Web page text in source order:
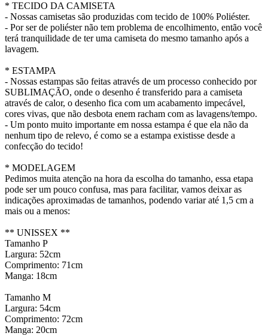
* TECIDO DA CAMISETA
- Nossas camisetas são produzidas com tecido de 100% Poliéster.
- Por ser de poliéster não tem problema de encolhimento, então você
terá tranquilidade de ter uma camiseta do mesmo tamanho após a
lavagem.
* ESTAMPA
- Nossas estampas são feitas através de um processo conhecido por
SUBLIMAÇÃO, onde o desenho é transferido para a camiseta
através de calor, o desenho fica com um acabamento impecável,
cores vivas, que não desbota enem racham com as lavagens/tempo.
- Um ponto muito importante em nossa estampa é que ela não da
nenhum tipo de relevo, é como se a estampa existisse desde a
confecção do tecido!
* MODELAGEM
Pedimos muita atenção na hora da escolha do tamanho, essa etapa
pode ser um pouco confusa, mas para facilitar, vamos deixar as
indicações aproximadas de tamanhos, podendo variar até 1,5 cm a
mais ou a menos:
** UNISSEX **
Tamanho P
Largura: 52cm
Comprimento: 71cm
Manga: 18cm
Tamanho M
Largura: 54cm
Comprimento: 72cm
Manga: 20cm